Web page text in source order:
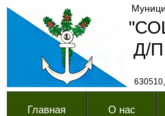
Д/
Главная О нас